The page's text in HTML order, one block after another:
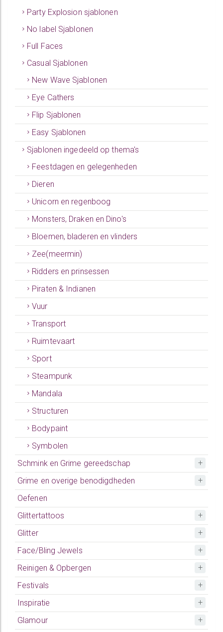
Party Explosion sjablonen
No label Sjablonen
Full Faces
Casual Sjablonen
New Wave Sjablonen
Eye Cathers
Flip Sjablonen
Easy Sjablonen
Sjablonen ingedeeld op thema's
Feestdagen en gelegenheden
Dieren
Unicorn en regenboog
Monsters, Draken en Dino's
Bloemen, bladeren en vlinders
Zee(meermin)
Ridders en prinsessen
Piraten & Indianen
Vuur
Transport
Ruimtevaart
Sport
Steampunk
Mandala
Structuren
Bodypaint
Symbolen
Schmink en Grime gereedschap
Grime en overige benodigdheden
Oefenen
Glittertattoos
Glitter
Face/Bling Jewels
Reinigen & Opbergen
Festivals
Inspiratie
Glamour